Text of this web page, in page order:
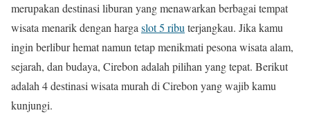
merupakan destinasi liburan yang menawarkan berbagai tempat
wisata menarik dengan harga slot 5 ribu terjangkau. Jika kamu
ingin berlibur hemat namun tetap menikmati pesona wisata alam,
sejarah, dan budaya, Cirebon adalah pilihan yang tepat. Berikut
adalah 4 destinasi wisata murah di Cirebon yang wajib kamu
kunjungi.